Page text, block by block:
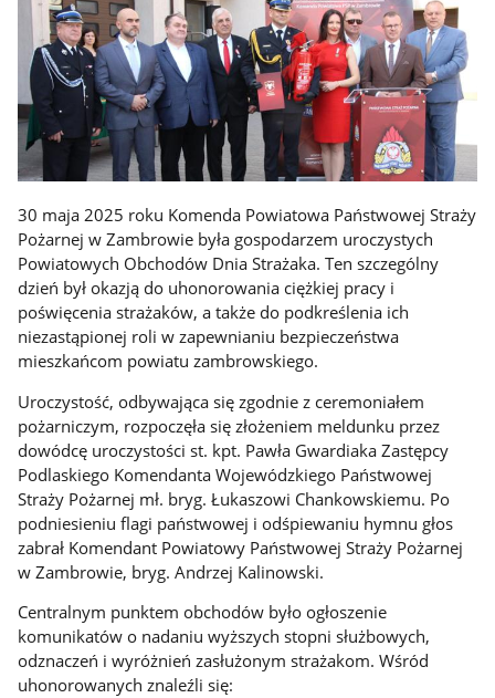
30 maja 2025 roku Komenda Powiatowa Państwowej Straży
Pożarnej w Zambrowie była gospodarzem uroczystych
Powiatowych Obchodów Dnia Strażaka. Ten szczególny
dzień był okazją do uhonorowania ciężkiej pracy i
poświęcenia strażaków, a także do podkreślenia ich
niezastąpionej roli w zapewnianiu bezpieczeństwa
mieszkańcom powiatu zambrowskiego.
Uroczystość, odbywająca się zgodnie z ceremoniałem
pożarniczym, rozpoczęła się złożeniem meldunku przez
dowódcę uroczystości st. kpt. Pawła Gwardiaka Zastępcy
Podlaskiego Komendanta Wojewódzkiego Państwowej
Straży Pożarnej mł. bryg. Łukaszowi Chankowskiemu. Po
podniesieniu flagi państwowej i odśpiewaniu hymnu głos
zabrał Komendant Powiatowy Państwowej Straży Pożarnej
w Zambrowie, bryg. Andrzej Kalinowski.
Centralnym punktem obchodów było ogłoszenie
komunikatów o nadaniu wyższych stopni służbowych,
odznaczeń i wyróżnień zasłużonym strażakom. Wśród
uhonorowanych znaleźli się: